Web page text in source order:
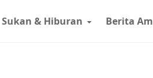
Sukan & Hiburan Berita Am